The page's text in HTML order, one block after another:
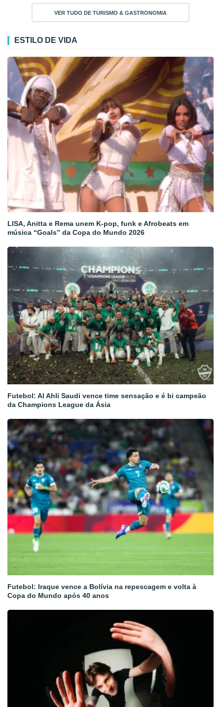
VER TUDO DE TURISMO & GASTRONOMIA
ESTILO DE VIDA
LISA, Anitta e Rema unem K-pop, funk e Afrobeats em
música “Goals” da Copa do Mundo 2026
Futebol: Al Ahli Saudi vence time sensação e é bi campeão
da Champions League da Ásia
Futebol: Iraque vence a Bolívia na repescagem e volta à
Copa do Mundo após 40 anos